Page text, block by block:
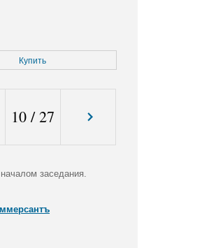
Купить
10/27
заседания.